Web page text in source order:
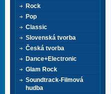
Rock
Pop
Classic
Slovenská tvorba
Česká tvorba
Dance+Electronic
Glam Rock
Soundtrack-Filmová
hudba